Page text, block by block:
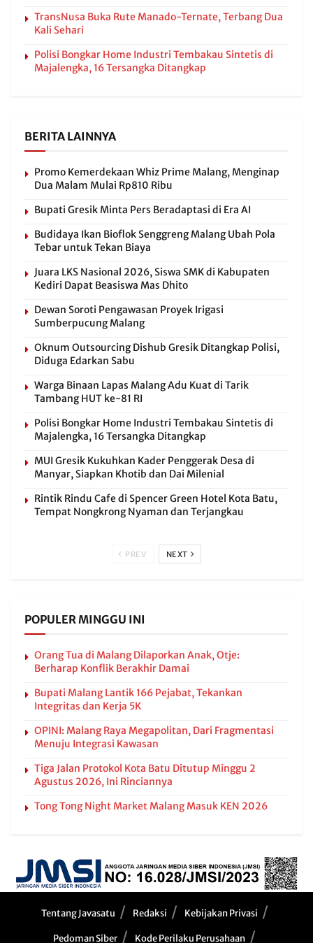
TransNusa Buka Rute Manado-Ternate, Terbang Dua
Kali Sehari
Polisi Bongkar Home Industri Tembakau Sintetis di
Majalengka, 16 Tersangka Ditangkap
BERITA LAINNYA
Promo Kemerdekaan Whiz Prime Malang, Menginap
Dua Malam Mulai Rp810 Ribu
Bupati Gresik Minta Pers Beradaptasi di Era AI
Budidaya Ikan Bioflok Senggreng Malang Ubah Pola
Tebar untuk Tekan Biaya
Juara LKS Nasional 2026, Siswa SMK di Kabupaten
Kediri Dapat Beasiswa Mas Dhito
Dewan Soroti Pengawasan Proyek Irigasi
Sumberpucung Malang
Oknum Outsourcing Dishub Gresik Ditangkap Polisi,
Diduga Edarkan Sabu
Warga Binaan Lapas Malang Adu Kuat di Tarik
Tambang HUT ke-81 RI
Polisi Bongkar Home Industri Tembakau Sintetis di
Majalengka, 16 Tersangka Ditangkap
MUI Gresik Kukuhkan Kader Penggerak Desa di
Manyar, Siapkan Khotib dan Dai Milenial
Rintik Rindu Cafe di Spencer Green Hotel Kota Batu,
Tempat Nongkrong Nyaman dan Terjangkau
PREV NEXT
POPULER MINGGU INI
Orang Tua di Malang Dilaporkan Anak, Otje:
Berharap Konflik Berakhir Damai
Bupati Malang Lantik 166 Pejabat, Tekankan
Integritas dan Kerja 5K
OPINI: Malang Raya Megapolitan, Dari Fragmentasi
Menuju Integrasi Kawasan
Tiga Jalan Protokol Kota Batu Ditutup Minggu 2
Agustus 2026, Ini Rinciannya
Tong Tong Night Market Malang Masuk KEN 2026
Tentang Javasatu Redaksi Kebijakan Privasi
Pedoman Siber Kode Perilaku Perusahaan